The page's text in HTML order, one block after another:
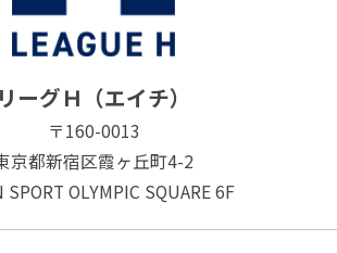
リーグＨ（エイチ）
〒160-0013
京都新宿区霞ヶ丘町4-2
SPORT OLYMPIC SQUARE 6F